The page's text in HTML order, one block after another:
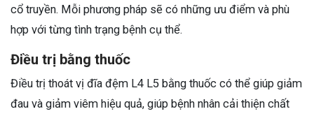
cổ truyền. Mỗi phương pháp sẽ có những ưu điểm và phù
hợp với từng tình trạng bệnh cụ thể.
Điều trị bằng thuốc
Điều trị thoát vị đĩa đệm L4 L5 bằng thuốc có thể giúp giảm
đau và giảm viêm hiệu quả, giúp bệnh nhân cải thiện chất